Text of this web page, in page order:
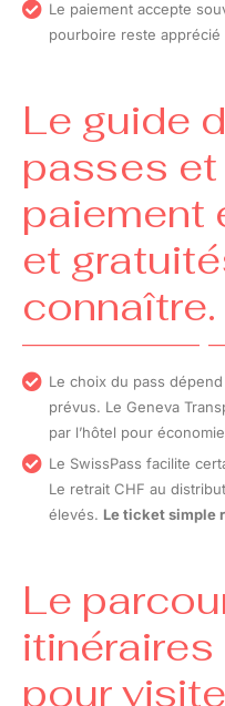
Le paiement accepte
pourboire reste apprécié
Le guide
passes
paiement
et
connaître.
Le choix du pass
prévus. Le Geneva
par l’hôtel pour
Le SwissPass facilite
Le retrait CHF au
élevés. Le ticket simple
Le
pour